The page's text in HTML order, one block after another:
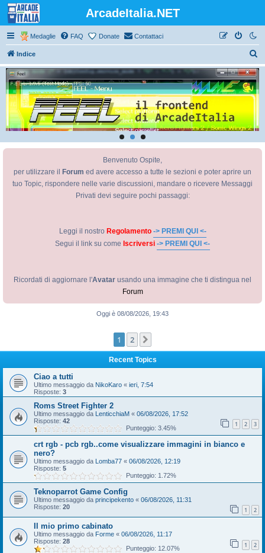
ArcadeItalia.NET
Medaglie FAQ Donate Contattaci
Indice
e
r
c
Benvenuto Ospite,
per utilizzare il
Forum ed avere accesso a tutte le sezioni e poter aprire un
tuo Topic, rispondere nelle varie discussioni, mandare o ricevere Messaggi
Privati devi seguire pochi passaggi:
Leggi il nostro Regolamento -> PREMI QUI <-
Segui il link su come Iscriversi -> PREMI QUI <-
Ricordati di aggiornare l'Avatar usando una immagine che ti distingua nel
Forum
Oggi è 08/08/2026, 19:43
1 2
Recent Topics
Ciao a tutti
Ultimo messaggio da NikoKaro « ieri, 7:54
Risposte: 3
Roms Street Fighter 2
Ultimo messaggio da LenticchiaM « 06/08/2026, 17:52
Risposte: 42 1 2 3
Punteggio: 3.45%
crt rgb - pcb rgb..come visualizzare immagini in bianco e
nero?
Ultimo messaggio da Lomba77 « 06/08/2026, 12:19
Risposte: 5
Punteggio: 1.72%
Teknoparrot Game Config
Ultimo messaggio da principekento « 06/08/2026, 11:31
Risposte: 20 1 2
Il mio primo cabinato
Ultimo messaggio da Forme « 06/08/2026, 11:17
Risposte: 28 1 2
Punteggio: 12.07%